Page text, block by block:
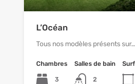
L’Océan
Tous nos modèles présents sur…
Chambres
3
Salles de bain
2